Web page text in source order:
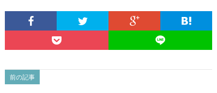
前の記事